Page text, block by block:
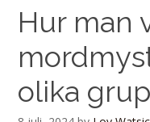
Hur man
olika